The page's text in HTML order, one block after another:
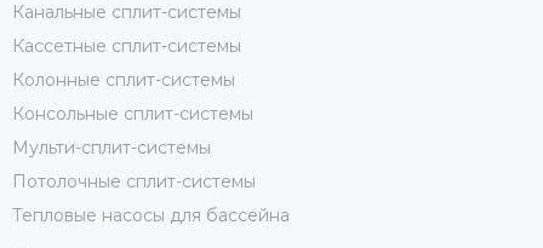
Канальные сплит-системы
Кассетные сплит-системы
Колонные сплит-системы
Консольные сплит-системы
Мульти-сплит-системы
Потолочные сплит-системы
Тепловые насосы для бассейна